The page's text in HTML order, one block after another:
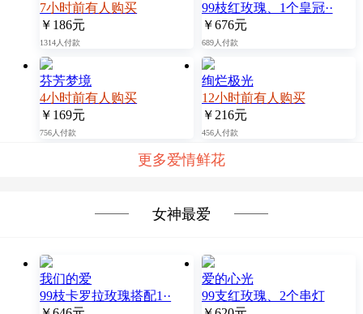
7小时前有人购买
￥186元
1314人付款
99枝红玫瑰、1个皇冠··
￥676元
689人付款
芬芳梦境
4小时前有人购买
￥169元
756人付款
绚烂极光
12小时前有人购买
￥216元
456人付款
更多爱情鲜花
女神最爱
我们的爱
99枝卡罗拉玫瑰搭配1··
爱的心光
99支红玫瑰、2个串灯